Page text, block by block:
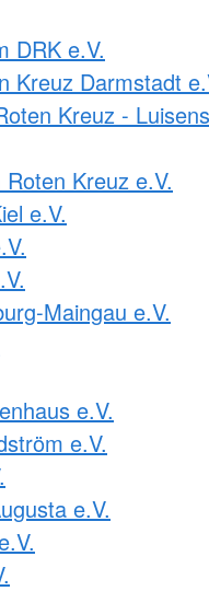
DRK e.V.
Kreuz Darmstadt
Kreuz -
Kreuz e.V.
e.V.
Maingau e.V.
e.V.
e.V.
e.V.